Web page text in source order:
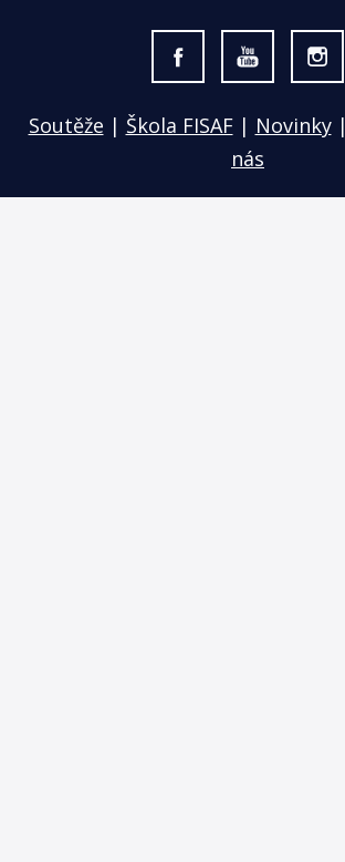
Soutěže | Škola FISAF| Novinky|
nás